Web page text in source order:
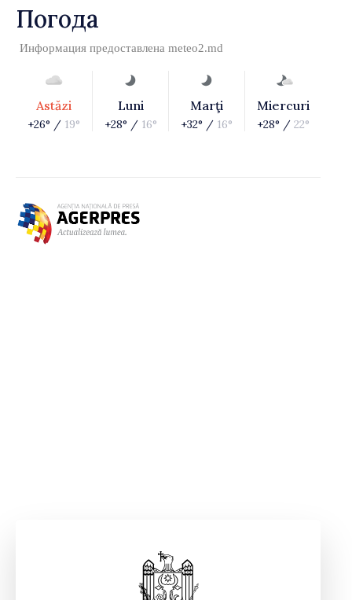
Погода
Информация предоставлена meteo2.md
Astăzi
+26° / 19°
Luni
+28° / 16°
Marţi
+32° / 16°
Miercuri
+28° / 22°